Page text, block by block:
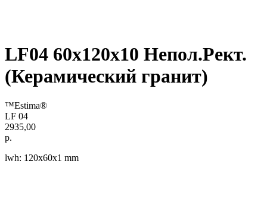
LF04 60x120x10 Непол.Рект.
(Керамический гранит)
™Estima®
LF 04
2935,00
р.
lwh: 120x60x1 mm